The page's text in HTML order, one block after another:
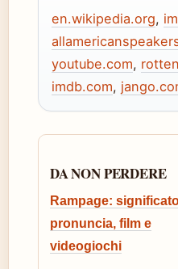
en.wikipedia.org,
youtube.com,
imdb.com,
DA NON PERDERE
Rampage:
pronuncia, film e
videogiochi